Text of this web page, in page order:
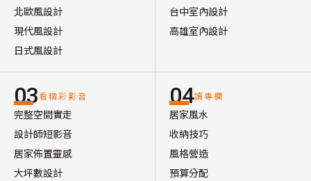
北歐風設計
現代風設計
日式風設計
台中室內設計
高雄室內設計
03看精彩影音
完整空間實走
設計師短影音
居家佈置靈感
大坪數設計
04讀專欄
居家風水
收納技巧
風格營造
預算分配